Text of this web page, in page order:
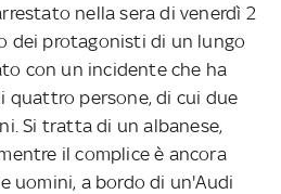
nella sera di venerdì 2
dei protagonisti di un lungo
con un incidente che ha
quattro persone, di cui due
Si tratta di un albanese,
il complice è ancora
uomini, a bordo di un'Audi